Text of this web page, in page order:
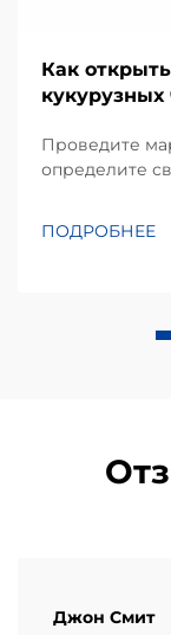
Как
кукурузных
Проведите
определите
предпочтений
ПОДРОБНЕЕ
Джон Смит